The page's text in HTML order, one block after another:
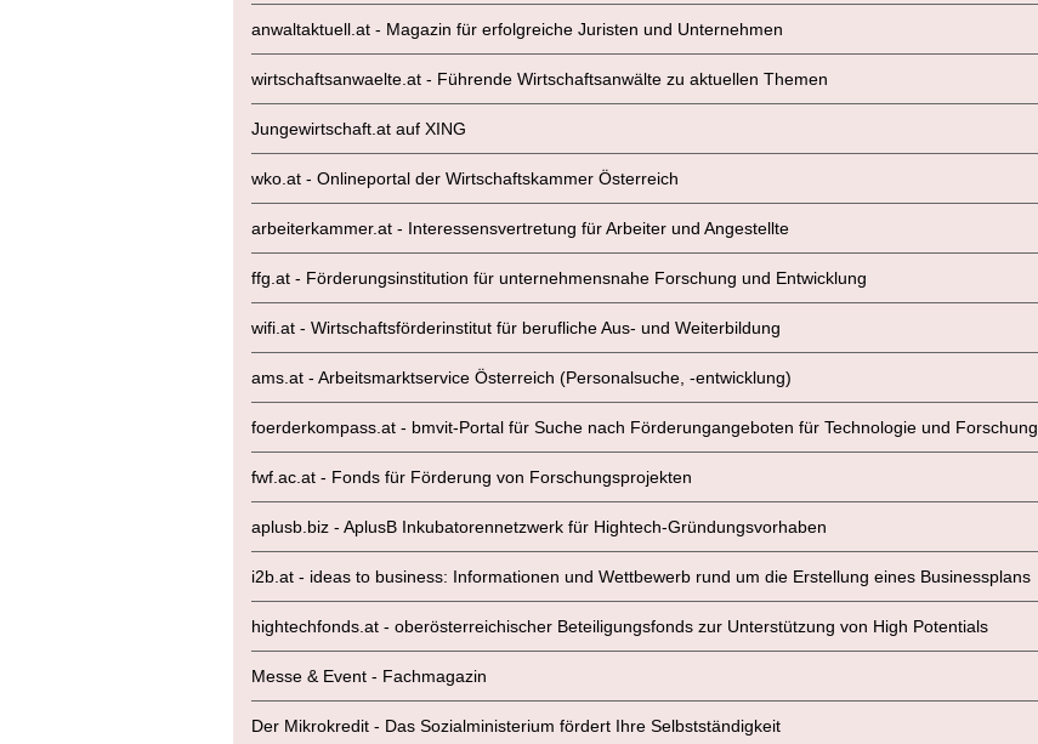
anwaltaktuell.at - Magazin für erfolgreiche Juristen und Unternehmen
wirtschaftsanwaelte.at - Führende Wirtschaftsanwälte zu aktuellen Themen
Jungewirtschaft.at auf XING
wko.at - Onlineportal der Wirtschaftskammer Österreich
arbeiterkammer.at - Interessensvertretung für Arbeiter und Angestellte
ffg.at - Förderungsinstitution für unternehmensnahe Forschung und Entwicklung
wifi.at - Wirtschaftsförderinstitut für berufliche Aus- und Weiterbildung
ams.at - Arbeitsmarktservice Österreich (Personalsuche, -entwicklung)
foerderkompass.at - bmvit-Portal für Suche nach Förderungangeboten für Technologie und Forschung
fwf.ac.at - Fonds für Förderung von Forschungsprojekten
aplusb.biz - AplusB Inkubatorennetzwerk für Hightech-Gründungsvorhaben
i2b.at - ideas to business: Informationen und Wettbewerb rund um die Erstellung eines Businessplans
hightechfonds.at - oberösterreichischer Beteiligungsfonds zur Unterstützung von High Potentials
Messe & Event - Fachmagazin
Der Mikrokredit - Das Sozialministerium fördert Ihre Selbstständigkeit